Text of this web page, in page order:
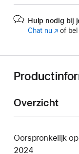
Hulp nodig bij
Chat nu (Wordt
of bel
Overzicht
Oorspronkelijk
2024